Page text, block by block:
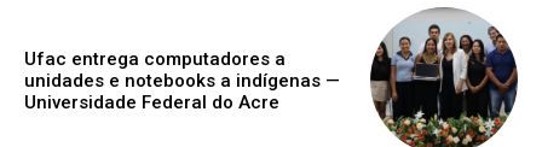
Ufac entrega computadores a
unidades e notebooks a indígenas —
Universidade Federal do Acre